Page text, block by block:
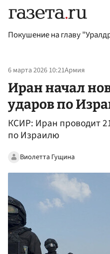
Покушение на главу
6 марта 2026 10:21Армия
Иран начал
ударов по
КСИР: Иран проводит
по Израилю
Виолетта Гущина